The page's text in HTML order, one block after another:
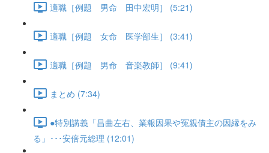
適職［例題 男命 田中宏明］ (5:21)
適職［例題 女命 医学部生］ (3:41)
適職［例題 男命 音楽教師］ (9:41)
まとめ (7:34)
●特別講義「昌曲左右、業報因果や冤親債主の因縁をみ
る」･･･安倍元総理 (12:01)